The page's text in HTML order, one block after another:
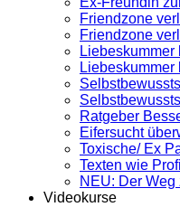
Friendzone
Friendzone
Liebeskummer
Liebeskummer
Ratgeber
Eifersucht
Toxische/ Ex
Texten wie
NEU: Der
Videokurse